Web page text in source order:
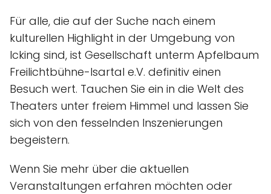
Für alle, die auf der Suche nach einem
kulturellen Highlight in der Umgebung von
Icking sind, ist Gesellschaft unterm Apfelbaum
Freilichtbühne-Isartal e.V. definitiv einen
Besuch wert. Tauchen Sie ein in die Welt des
Theaters unter freiem Himmel und lassen Sie
sich von den fesselnden Inszenierungen
begeistern.
Wenn Sie mehr über die aktuellen
Veranstaltungen erfahren möchten oder